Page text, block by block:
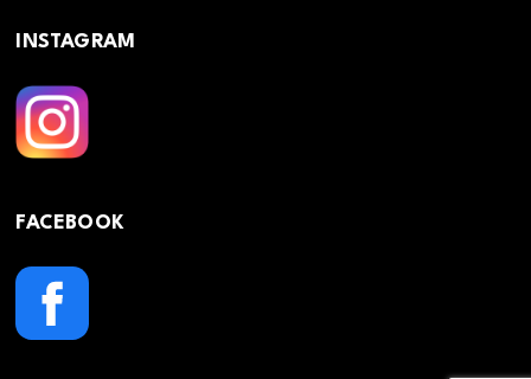
INSTAGRAM
FACEBOOK